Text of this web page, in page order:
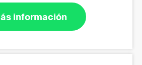
información